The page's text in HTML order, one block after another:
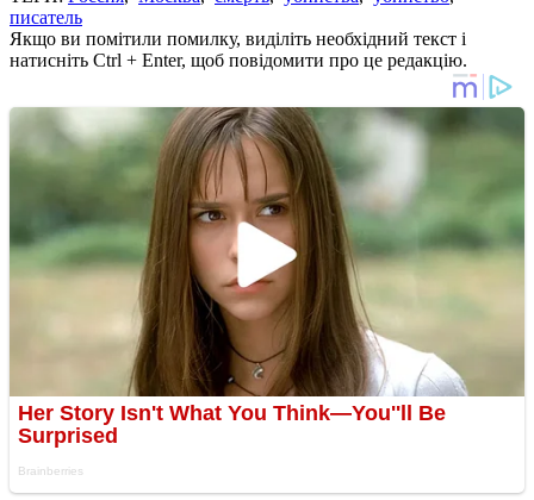
писатель
Якщо ви помітили помилку, виділіть необхідний текст і
натисніть Ctrl + Enter, щоб повідомити про це редакцію.